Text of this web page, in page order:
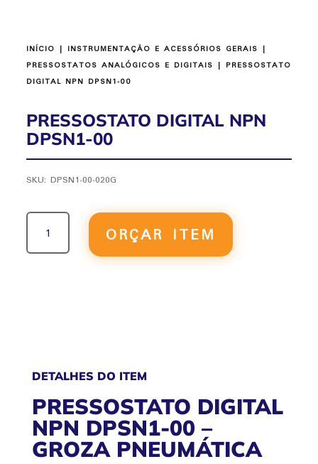
INÍCIO | INSTRUMENTAÇÃO E ACESSÓRIOS GERAIS |
PRESSOSTATOS ANALÓGICOS E DIGITAIS | PRESSOSTATO
DIGITAL NPN DPSN1-00
PRESSOSTATO DIGITAL NPN
DPSN1-00
SKU:DPSN1-00-020G
PRESSOSTATO
DIGITAL
NPN
ORÇAR ITEM
DETALHES DO ITEM
PRESSOSTATO DIGITAL
NPN DPSN1-00 –
GROZA PNEUMÁTICA